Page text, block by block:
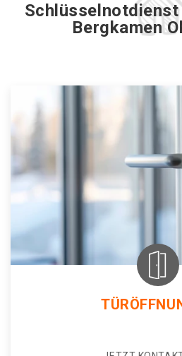
Bergkamen